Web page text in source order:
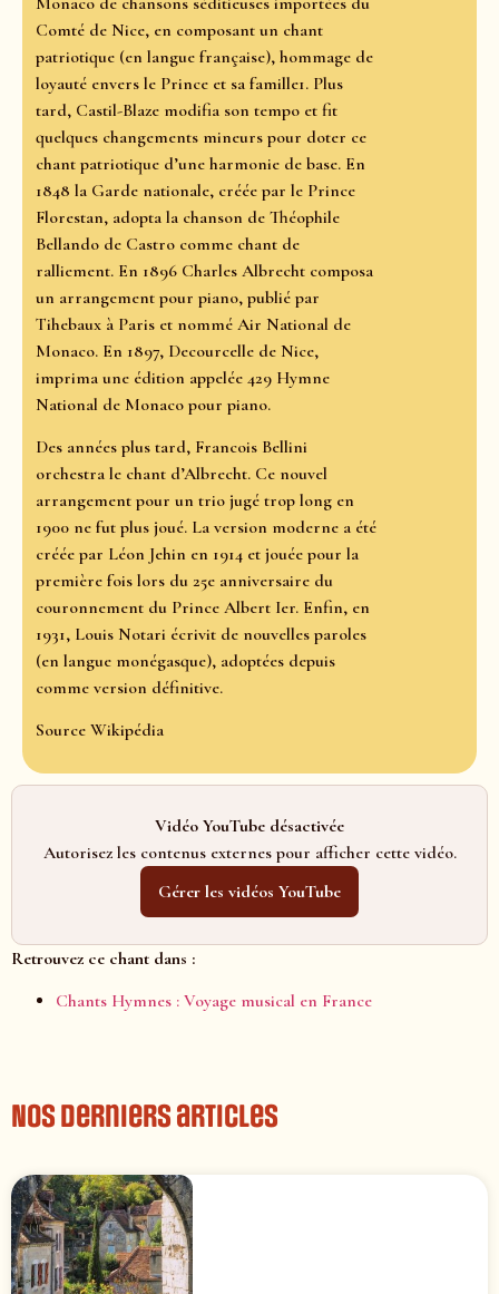
Comté de Nice, en composant un chant
patriotique (en langue française), hommage de
loyauté envers le Prince et sa famille1. Plus
tard, Castil-Blaze modifia son tempo et fit
quelques changements mineurs pour doter ce
chant patriotique d’une harmonie de base. En
1848 la Garde nationale, créée par le Prince
Florestan, adopta la chanson de Théophile
Bellando de Castro comme chant de
ralliement. En 1896 Charles Albrecht composa
un arrangement pour piano, publié par
Tihebaux à Paris et nommé Air National de
Monaco. En 1897, Decourcelle de Nice,
imprima une édition appelée 429 Hymne
National de Monaco pour piano.
Des années plus tard, Francois Bellini
orchestra le chant d’Albrecht. Ce nouvel
arrangement pour un trio jugé trop long en
1900 ne fut plus joué. La version moderne a été
créée par Léon Jehin en 1914 et jouée pour la
première fois lors du 25e anniversaire du
couronnement du Prince Albert Ier. Enfin, en
1931, Louis Notari écrivit de nouvelles paroles
(en langue monégasque), adoptées depuis
comme version définitive.
Source Wikipédia
Vidéo YouTube désactivée
Autorisez les contenus externes pour afficher cette vidéo.
Gérer les vidéos YouTube
Retrouvez ce chant dans :
Chants Hymnes : Voyage musical en France
Nos derniers articles